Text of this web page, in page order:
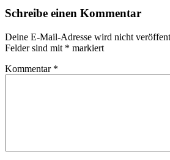
Schreibe einen Kommentar
Deine E-Mail-Adresse wird nicht
Felder sind mit * markiert
Kommentar *